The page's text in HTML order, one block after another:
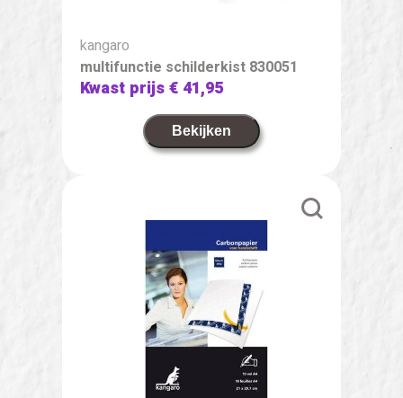
kangaro
multifunctie schilderkist 830051
Kwast prijs€ 41,95
Bekijken